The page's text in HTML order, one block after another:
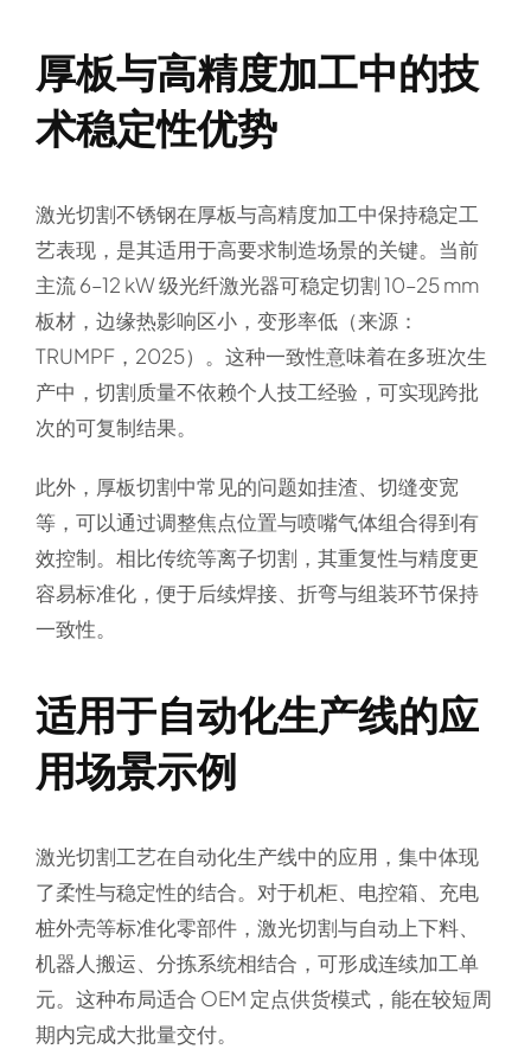
厚板与高精度加工中的技
术稳定性优势
激光切割不锈钢在厚板与高精度加工中保持稳定工
艺表现，是其适用于高要求制造场景的关键。当前
主流 6–12 kW 级光纤激光器可稳定切割 10–25 mm
板材，边缘热影响区小，变形率低（来源：
TRUMPF，2025）。这种一致性意味着在多班次生
产中，切割质量不依赖个人技工经验，可实现跨批
次的可复制结果。
此外，厚板切割中常见的问题如挂渣、切缝变宽
等，可以通过调整焦点位置与喷嘴气体组合得到有
效控制。相比传统等离子切割，其重复性与精度更
容易标准化，便于后续焊接、折弯与组装环节保持
一致性。
适用于自动化生产线的应
用场景示例
激光切割工艺在自动化生产线中的应用，集中体现
了柔性与稳定性的结合。对于机柜、电控箱、充电
桩外壳等标准化零部件，激光切割与自动上下料、
机器人搬运、分拣系统相结合，可形成连续加工单
元。这种布局适合 OEM 定点供货模式，能在较短周
期内完成大批量交付。